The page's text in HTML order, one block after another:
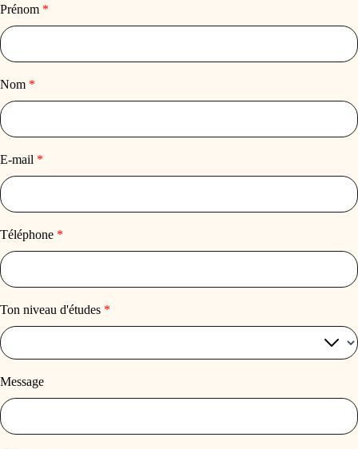
Prénom *
Nom *
E-mail *
Téléphone *
Ton niveau d'études *
Message